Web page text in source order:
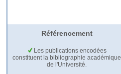
Référencement
Les publications encodées
constituent la bibliographie académique
de l'Université.